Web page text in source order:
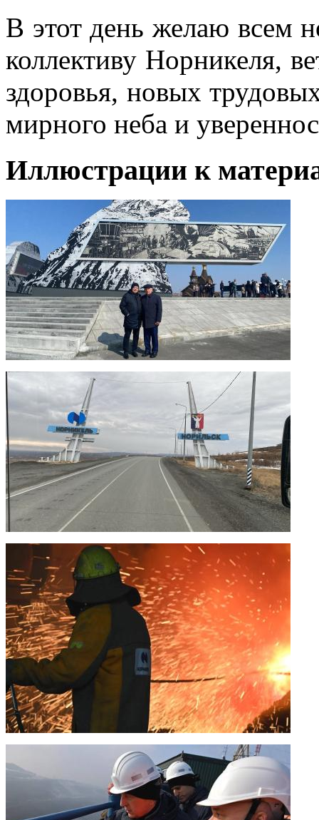
В этот день желаю всем
коллективу Норникеля,
здоровья, новых
мирного неба и
Иллюстрации к